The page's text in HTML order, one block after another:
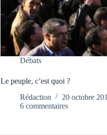
Débats
Le peuple, c’est quoi ?
Rédaction
20 octobre
6 commentaires